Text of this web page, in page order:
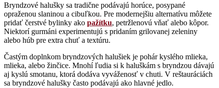
Bryndzové halušky sa tradične podávajú horúce, posypané
opraženou slaninou a cibuľkou. Pre modernejšiu alternatívu môžete
pridať čerstvé bylinky ako pažítku, petržlenovú vňať alebo kôpor.
Niektorí gurmáni experimentujú s pridaním grilovanej zeleniny
alebo húb pre extra chuť a textúru.
Častým doplnkom bryndzových halušiek je pohár kyslého mlieka,
mlieka, alebo žinčice. Mnohí ľudia si k haluškám s bryndzou dávajú
aj kyslú smotanu, ktorá dodáva vyváženosť v chuti. V reštauráciách
sa bryndzové halušky často podávajú ako hlavné jedlo.